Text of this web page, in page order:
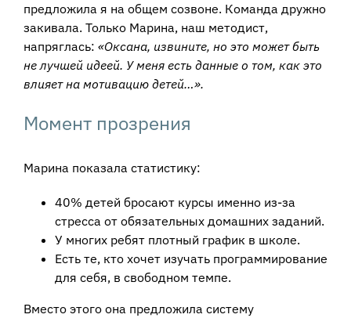
предложила я на общем созвоне. Команда дружно
закивала. Только Марина, наш методист,
напряглась: «Оксана, извините, но это может быть
не лучшей идеей. У меня есть данные о том, как это
влияет на мотивацию детей…».
Момент прозрения
Марина показала статистику:
40% детей бросают курсы именно из-за
стресса от обязательных домашних заданий.
У многих ребят плотный график в школе.
Есть те, кто хочет изучать программирование
для себя, в свободном темпе.
Вместо этого она предложила систему